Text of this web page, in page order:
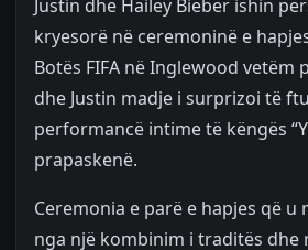
Justin dhe Hailey Bieber ishin
kryesorë në ceremoninë e
Botës FIFA në Inglewood vetëm
dhe Justin madje i surprizoi të
performancë intime të këngës
prapaskenë.
Ceremonia e parë e hapjes që u
nga një kombinim i traditës dhe